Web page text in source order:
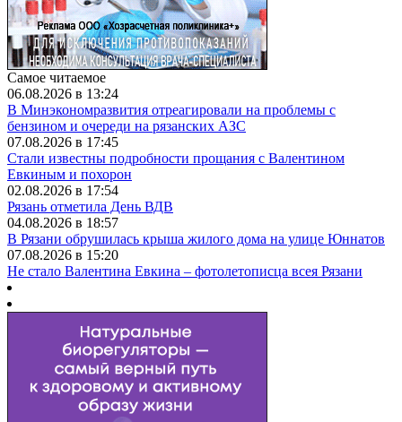
Самое читаемое
06.08.2026 в 13:24
В Минэкономразвития отреагировали на проблемы с
бензином и очереди на рязанских АЗС
07.08.2026 в 17:45
Стали известны подробности прощания с Валентином
Евкиным и похорон
02.08.2026 в 17:54
Рязань отметила День ВДВ
04.08.2026 в 18:57
В Рязани обрушилась крыша жилого дома на улице Юннатов
07.08.2026 в 15:20
Не стало Валентина Евкина – фотолетописца всея Рязани